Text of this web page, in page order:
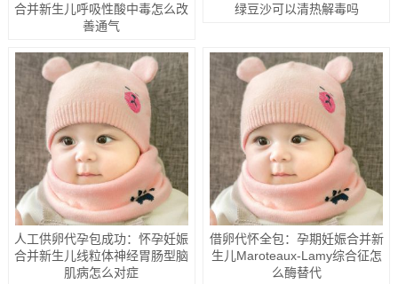
合并新生儿呼吸性酸中毒怎么改
善通气
绿豆沙可以清热解毒吗
人工供卵代孕包成功：怀孕妊娠
合并新生儿线粒体神经胃肠型脑
肌病怎么对症
借卵代怀全包：孕期妊娠合并新
生儿Maroteaux-Lamy综合征怎
么酶替代